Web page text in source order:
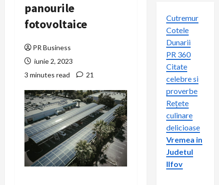
panourile
fotovoltaice
PR Business
iunie 2, 2023
3 minutes read
21
Cutremur
Cotele
Dunarii
PR 360
Citate
celebre si
proverbe
Rețete
culinare
delicioase
Vremea in
Judetul
Ilfov